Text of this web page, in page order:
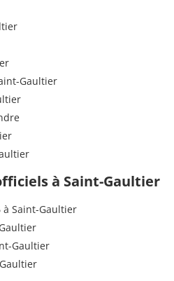
Gaultier
à Saint-Gaultier
Saint-Gaultier
Gaultier